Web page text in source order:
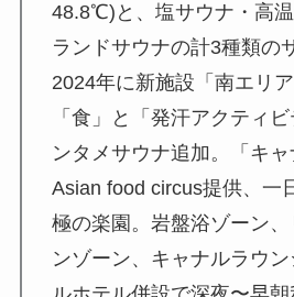
48.8℃)と、塩サウナ・高
ランドサウナの計3種類の
2024年に新施設「南エリア
「食」と「発汗アクティ
ンタメサウナ追加。「キ
Asian food circus提供、一
極の楽園。岩盤浴ゾーン、
ンゾーン、キャナルラウ